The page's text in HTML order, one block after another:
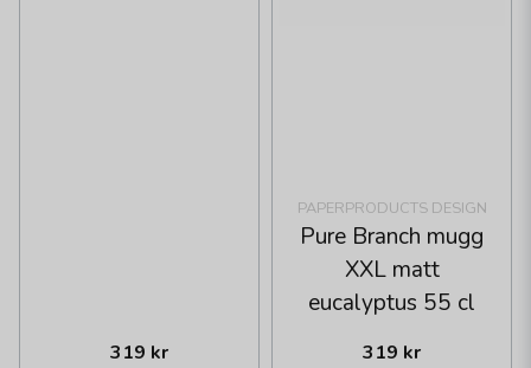
319 kr
PAPERPRODUCTS DESIGN
Pure Branch mugg
XXL matt
eucalyptus 55 cl
319 kr